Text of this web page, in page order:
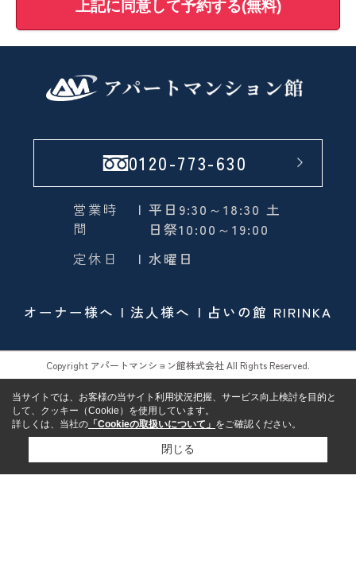
上記に同意して予約する(無料)
0120-773-630
営業時
間
| 平日9:30～18:30 土
日祭10:00～19:00
定休日
| 水曜日
オーナー様へ 法人様へ 占いの館 RIRINKA
Copyright アパートマンション館株式会社 All Rights Reserved.
当サイトでは、お客様の当サイト利用状況把握、サービス向上検討を目的と
して、クッキー（Cookie）を使用しています。
詳しくは、当社の 「Cookieの取扱いについて」 をご確認ください。
閉じる